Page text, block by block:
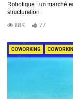
Robotique : un marché
structuration
88K
77
COWORKING